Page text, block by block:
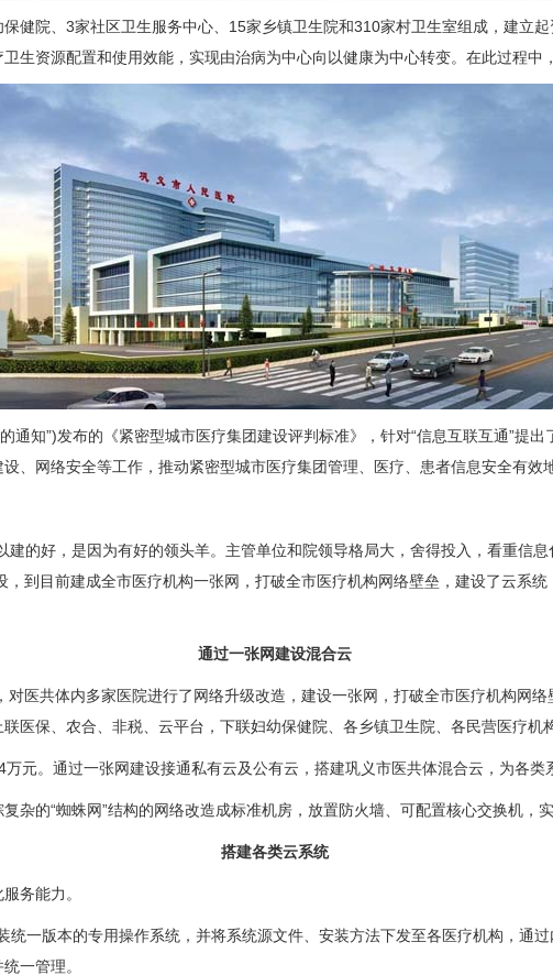
院、3家社区卫生服务中心、15家乡镇卫生院和310家村卫生室组成，建立
生资源配置和使用效能，实现由治病为中心向以健康为中心转变。在此过程中
知”)发布的《紧密型城市医疗集团建设评判标准》，针对“信息互联互通”提
、网络安全等工作，推动紧密型城市医疗集团管理、医疗、患者信息安全有效
好，是因为有好的领头羊。主管单位和院领导格局大，舍得投入，看重信
到目前建成全市医疗机构一张网，打破全市医疗机构网络壁垒，建设了云系
通过一张网建设混合云
共体内多家医院进行了网络升级改造，建设一张网，打破全市医疗机构网络
医保、农合、非税、云平台，下联妇幼保健院、各乡镇卫生院、各民营医疗机
。通过一张网建设接通私有云及公有云，搭建巩义市医共体混合云，为各类
的“蜘蛛网”结构的网络改造成标准机房，放置防火墙、可配置核心交换机，实
搭建各类云系统
务能力。
版本的专用操作系统，并将系统源文件、安装方法下发至各医疗机构，通过
一管理。